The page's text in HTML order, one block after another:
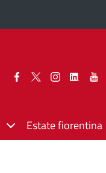
Seguici SeguiciSeguici Seguici
Estate fiorentina